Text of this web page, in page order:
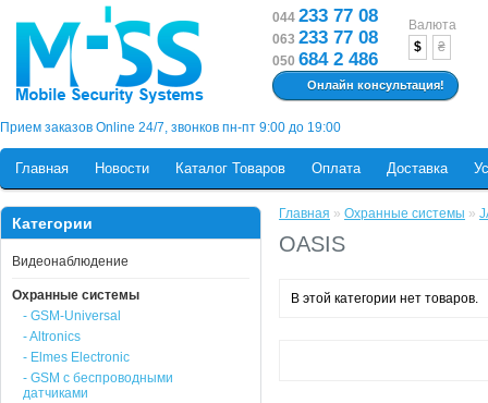
Прием заказов Online 24/7, звонков пн-пт 9:00 до 19:00
044 233 77 08
063 233 77 08
050 684 2 486
Онлайн консультация!
Валюта
$
₴
Главная Новости Каталог Товаров Оплата Доставка
Категории
Видеонаблюдение
Охранные системы
- GSM-Universal
- Altronics
- Elmes Electronic
- GSM с беспроводными
датчиками
Главная » Охранные системы »
OASIS
В этой категории нет товаров.